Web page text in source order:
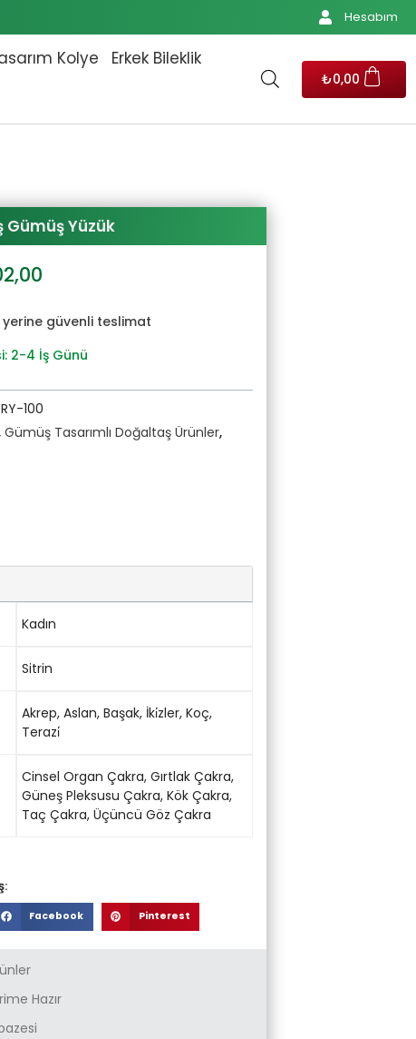
Hesabım
Kolye
Erkek Bileklik
₺0,00
Gümüş Yüzük
fiyat:
₺1.702,00.
yerine güvenli teslimat
2-4 İş Günü
100
Gümüş Tasarımlı Doğaltaş Ürünler,
Kadın
Sitrin
Akrep, Aslan, Başak, İki̇zler, Koç,
Terazi̇
Cinsel Organ Çakra, Gırtlak Çakra,
Güneş Pleksusu Çakra, Kök Çakra,
Taç Çakra, Üçüncü Göz Çakra
Facebook Pinterest
Hazır